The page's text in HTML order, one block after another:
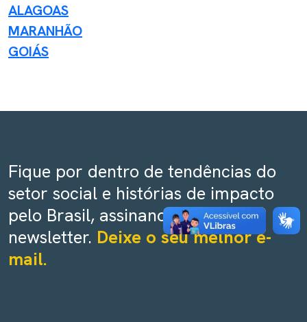
ALAGOAS
MARANHÃO
GOIÁS
Fique por dentro de tendências do
setor social e histórias de impacto
pelo Brasil, assinando nossa
newsletter. Deixe o seu melhor e-
mail.